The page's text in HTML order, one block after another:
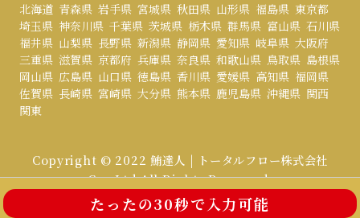
たったの30秒で入力可能
北海道 青森県 岩手県 宮城県 秋田県 山形県 福島県 東京都
埼玉県 神奈川県 千葉県 茨城県 栃木県 群馬県 富山県 石川県
福井県 山梨県 長野県 新潟県 静岡県 愛知県 岐阜県 大阪府
三重県 滋賀県 京都府 兵庫県 奈良県 和歌山県 鳥取県 島根県
岡山県 広島県 山口県 徳島県 香川県 愛媛県 高知県 福岡県
佐賀県 長崎県 宮崎県 大分県 熊本県 鹿児島県 沖縄県 関西
関東
Copyright © 2022 鮪達人 | トータルフロー株式会社
Co., Ltd All Rights Reserved.